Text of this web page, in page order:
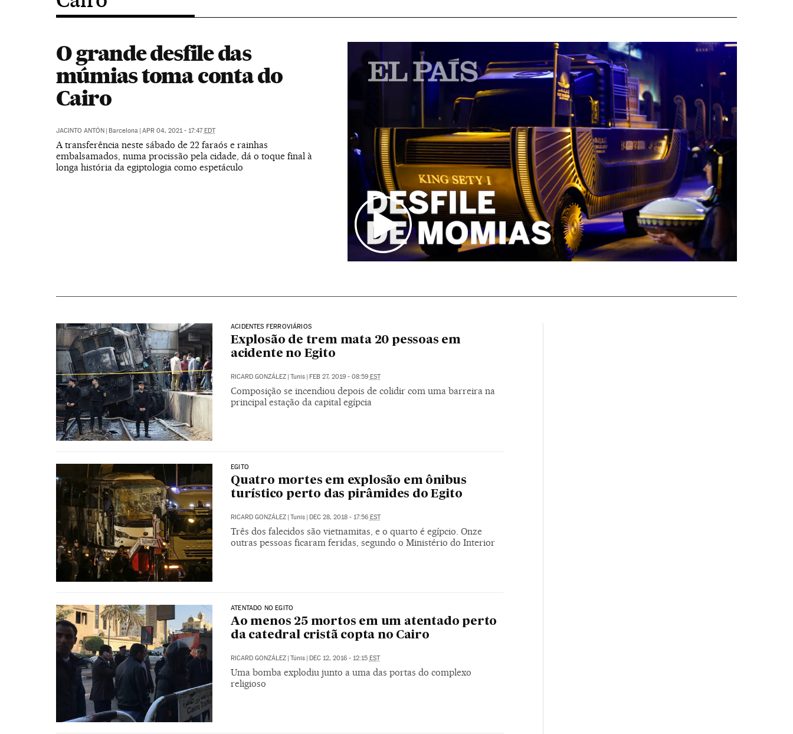
O grande desfile das
múmias toma conta do
Cairo
JACINTO ANTÓN | Barcelona | APR 04, 2021 - 17:47EDT
A transferência neste sábado de 22 faraós e rainhas
embalsamados, numa procissão pela cidade, dá o toque final à
longa história da egiptologia como espetáculo
ACIDENTES FERROVIÁRIOS
Explosão de trem mata 20 pessoas em
acidente no Egito
RICARD GONZÁLEZ | Tunis | FEB 27, 2019 - 08:59 EST
Composição se incendiou depois de colidir com uma barreira na
principal estação da capital egípcia
EGITO
Quatro mortes em explosão em ônibus
turístico perto das pirâmides do Egito
RICARD GONZÁLEZ Tunis DEC 28, 2018 - 17:56 EST
Três dos falecidos são vietnamitas, e o quarto é egípcio. Onze
outras pessoas ficaram feridas, segundo o Ministério do Interior
ATENTADO NO EGITO
Ao menos 25 mortos em um atentado perto
da catedral cristã copta no Cairo
RICARD GONZÁLEZ | Túnis | DEC 12, 2016 - 12:15 EST
Uma bomba explodiu junto a uma das portas do complexo
religioso